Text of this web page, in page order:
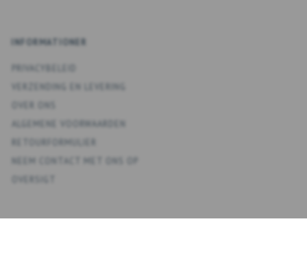
INFORMATIONER
ALGEMENE VOORWAARDEN
RETOURFORMULIER
NEEM CONTACT MET ONS OP